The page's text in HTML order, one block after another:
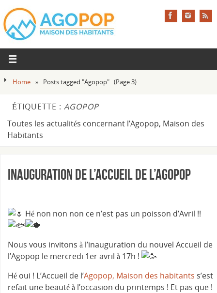
Home » Posts tagged "Agopop" (Page 3)
ÉTIQUETTE : AGOPOP
Toutes les actualités concernant l’Agopop, Maison des
Habitants
Inauguration de l’Accueil de l’Agopop
Hé non non non ce n’est pas un poisson d’Avril !!
Nous vous invitons à l’inauguration du nouvel Accueil de
l’Agopop le mercredi 1er avril à 17h !
Hé oui ! L’Accueil de l’Agopop, Maison des habitants s’est
refait une beauté à l’occasion du printemps ! Et pas que !